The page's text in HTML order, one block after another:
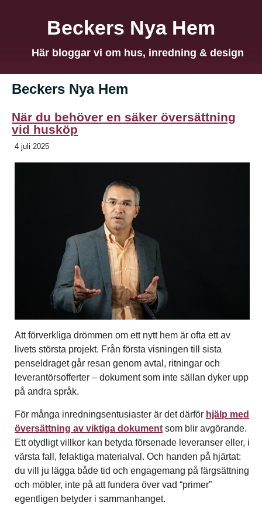
Beckers Nya Hem
Här bloggar vi om hus, inredning & design
Beckers Nya Hem
När du behöver en säker översättning
vid husköp
4 juli 2025
Att förverkliga drömmen om ett nytt hem är ofta ett av
livets största projekt. Från första visningen till sista
penseldraget går resan genom avtal, ritningar och
leverantörsofferter – dokument som inte sällan dyker upp
på andra språk.
För många inredningsentusiaster är det därför hjälp med
översättning av viktiga dokument som blir avgörande.
Ett otydligt villkor kan betyda försenade leveranser eller, i
värsta fall, felaktiga materialval. Och handen på hjärtat:
du vill ju lägga både tid och engagemang på färgsättning
och möbler, inte på att fundera över vad “primer”
egentligen betyder i sammanhanget.